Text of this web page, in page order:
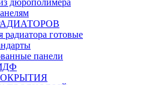
дюрополимера
радиатора готовые
панели